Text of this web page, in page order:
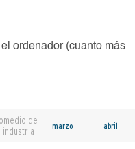
ordenador (cuanto más
de
industria
marzo abril